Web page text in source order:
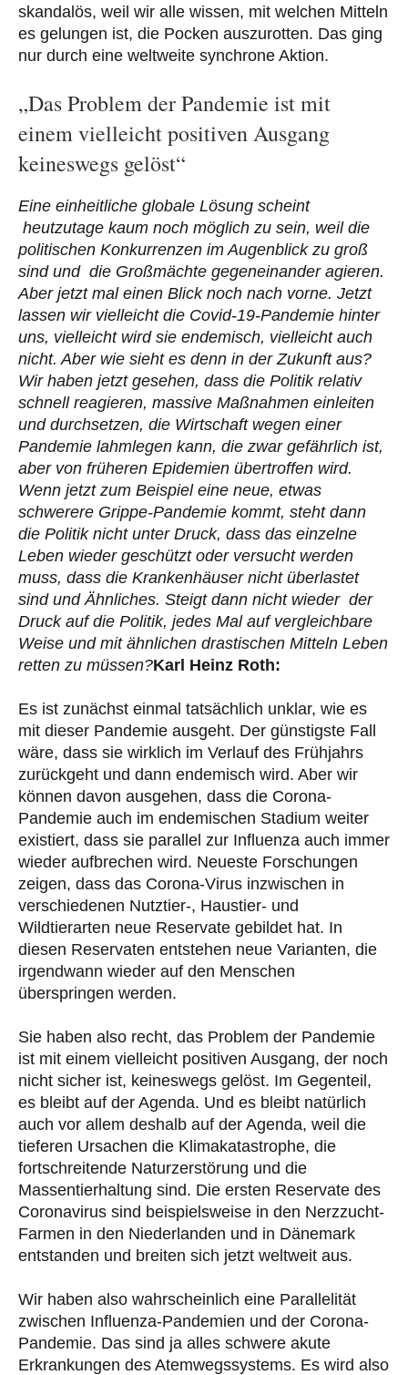
skandalös, weil wir alle wissen, mit welchen Mitteln
es gelungen ist, die Pocken auszurotten. Das ging
nur durch eine weltweite synchrone Aktion.
„Das Problem der Pandemie ist mit
einem vielleicht positiven Ausgang
keineswegs gelöst“
Eine einheitliche globale Lösung scheint
heutzutage kaum noch möglich zu sein, weil die
politischen Konkurrenzen im Augenblick zu groß
sind und die Großmächte gegeneinander agieren.
Aber jetzt mal einen Blick noch nach vorne. Jetzt
lassen wir vielleicht die Covid-19-Pandemie hinter
uns, vielleicht wird sie endemisch, vielleicht auch
nicht. Aber wie sieht es denn in der Zukunft aus?
Wir haben jetzt gesehen, dass die Politik relativ
schnell reagieren, massive Maßnahmen einleiten
und durchsetzen, die Wirtschaft wegen einer
Pandemie lahmlegen kann, die zwar gefährlich ist,
aber von früheren Epidemien übertroffen wird.
Wenn jetzt zum Beispiel eine neue, etwas
schwerere Grippe-Pandemie kommt, steht dann
die Politik nicht unter Druck, dass das einzelne
Leben wieder geschützt oder versucht werden
muss, dass die Krankenhäuser nicht überlastet
sind und Ähnliches. Steigt dann nicht wieder der
Druck auf die Politik, jedes Mal auf vergleichbare
Weise und mit ähnlichen drastischen Mitteln Leben
retten zu müssen?Karl Heinz Roth:
Es ist zunächst einmal tatsächlich unklar, wie es
mit dieser Pandemie ausgeht. Der günstigste Fall
wäre, dass sie wirklich im Verlauf des Frühjahrs
zurückgeht und dann endemisch wird. Aber wir
können davon ausgehen, dass die Corona-
Pandemie auch im endemischen Stadium weiter
existiert, dass sie parallel zur Influenza auch immer
wieder aufbrechen wird. Neueste Forschungen
zeigen, dass das Corona-Virus inzwischen in
verschiedenen Nutztier-, Haustier- und
Wildtierarten neue Reservate gebildet hat. In
diesen Reservaten entstehen neue Varianten, die
irgendwann wieder auf den Menschen
überspringen werden.
Sie haben also recht, das Problem der Pandemie
ist mit einem vielleicht positiven Ausgang, der noch
nicht sicher ist, keineswegs gelöst. Im Gegenteil,
es bleibt auf der Agenda. Und es bleibt natürlich
auch vor allem deshalb auf der Agenda, weil die
tieferen Ursachen die Klimakatastrophe, die
fortschreitende Naturzerstörung und die
Massentierhaltung sind. Die ersten Reservate des
Coronavirus sind beispielsweise in den Nerzzucht-
Farmen in den Niederlanden und in Dänemark
entstanden und breiten sich jetzt weltweit aus.
Wir haben also wahrscheinlich eine Parallelität
zwischen Influenza-Pandemien und der Corona-
Pandemie. Das sind ja alles schwere akute
Erkrankungen des Atemwegssystems. Es wird also